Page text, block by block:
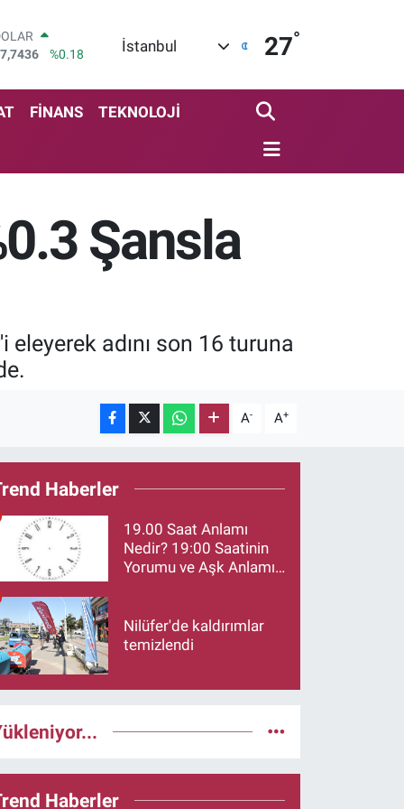
%0.18
%0.32
BITCOIN
%0.87
İstanbul 27°
FİNANS TEKNOLOJİ
Şansla
adını son 16 turuna
A- A+
Haberler
19.00 Saat Anlamı
Nedir? 19:00 Saatinin
Yorumu ve Aşk Anlamı
Nilüfer'de kaldırımlar
temizlendi
Haberler